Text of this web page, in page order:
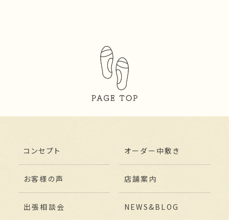
コンセプト オーダー中敷き
お客様の声 店舗案内
出張相談会 NEWS&BLOG